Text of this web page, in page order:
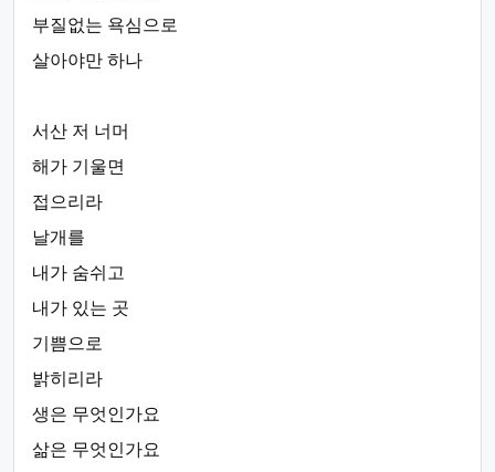
부질없는 욕심으로
살아야만 하나
서산 저 너머
해가 기울면
접으리라
날개를
내가 숨쉬고
내가 있는 곳
기쁨으로
밝히리라
생은 무엇인가요
삶은 무엇인가요